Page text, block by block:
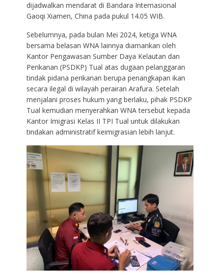
dijadwalkan mendarat di Bandara Internasional
Gaoqi Xiamen, China pada pukul 14.05 WIB.
Sebelumnya, pada bulan Mei 2024, ketiga WNA
bersama belasan WNA lainnya diamankan oleh
Kantor Pengawasan Sumber Daya Kelautan dan
Perikanan (PSDKP) Tual atas dugaan pelanggaran
tindak pidana perikanan berupa penangkapan ikan
secara ilegal di wilayah perairan Arafura. Setelah
menjalani proses hukum yang berlaku, pihak PSDKP
Tual kemudian menyerahkan WNA tersebut kepada
Kantor Imigrasi Kelas II TPI Tual untuk dilakukan
tindakan administratif keimigrasian lebih lanjut.